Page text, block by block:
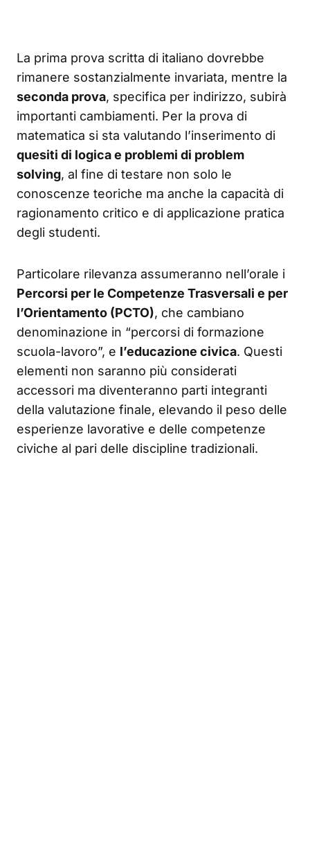
La prima prova scritta di italiano dovrebbe
rimanere sostanzialmente invariata, mentre la
seconda prova, specifica per indirizzo, subirà
importanti cambiamenti. Per la prova di
matematica si sta valutando l’inserimento di
quesiti di logica e problemi di problem
solving, al fine di testare non solo le
conoscenze teoriche ma anche la capacità di
ragionamento critico e di applicazione pratica
degli studenti.
Particolare rilevanza assumeranno nell’orale i
Percorsi per le Competenze Trasversali e per
l’Orientamento (PCTO), che cambiano
denominazione in “percorsi di formazione
scuola-lavoro”, e l’educazione civica. Questi
elementi non saranno più considerati
accessori ma diventeranno parti integranti
della valutazione finale, elevando il peso delle
esperienze lavorative e delle competenze
civiche al pari delle discipline tradizionali.